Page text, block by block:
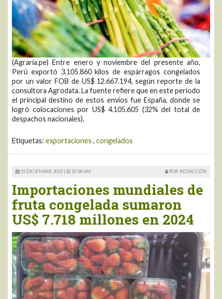
(Agraria.pe) Entre enero y noviembre del presente año,
Perú exportó 3.105.860 kilos de espárragos congelados
por un valor FOB de US$ 12.667.194, según reporte de la
consultora Agrodata. La fuente refiere que en este periodo
el principal destino de estos envíos fue España, donde se
logró colocaciones por US$ 4.105.605 (32% del total de
despachos nacionales).
Etiquetas: exportaciones , congelados
15 DICIEMBRE 2025 | 10:58 AM POR: REDACCIÓN
Importaciones mundiales de
fruta congelada sumaron
US$ 7.718 millones en 2024